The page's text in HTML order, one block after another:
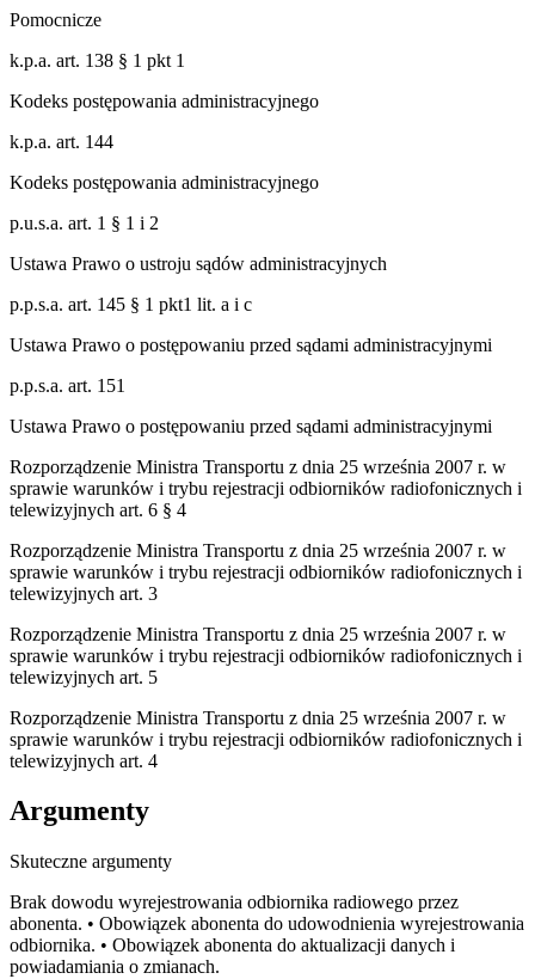
Pomocnicze
k.p.a. art. 138 § 1 pkt 1
Kodeks postępowania administracyjnego
k.p.a. art. 144
Kodeks postępowania administracyjnego
p.u.s.a. art. 1 § 1 i 2
Ustawa Prawo o ustroju sądów administracyjnych
p.p.s.a. art. 145 § 1 pkt1 lit. a i c
Ustawa Prawo o postępowaniu przed sądami administracyjnymi
p.p.s.a. art. 151
Ustawa Prawo o postępowaniu przed sądami administracyjnymi
Rozporządzenie Ministra Transportu z dnia 25 września 2007 r. w
sprawie warunków i trybu rejestracji odbiorników radiofonicznych i
telewizyjnych art. 6 § 4
Rozporządzenie Ministra Transportu z dnia 25 września 2007 r. w
sprawie warunków i trybu rejestracji odbiorników radiofonicznych i
telewizyjnych art. 3
Rozporządzenie Ministra Transportu z dnia 25 września 2007 r. w
sprawie warunków i trybu rejestracji odbiorników radiofonicznych i
telewizyjnych art. 5
Rozporządzenie Ministra Transportu z dnia 25 września 2007 r. w
sprawie warunków i trybu rejestracji odbiorników radiofonicznych i
telewizyjnych art. 4
Argumenty
Skuteczne argumenty
Brak dowodu wyrejestrowania odbiornika radiowego przez
abonenta. • Obowiązek abonenta do udowodnienia wyrejestrowania
odbiornika. • Obowiązek abonenta do aktualizacji danych i
powiadamiania o zmianach.